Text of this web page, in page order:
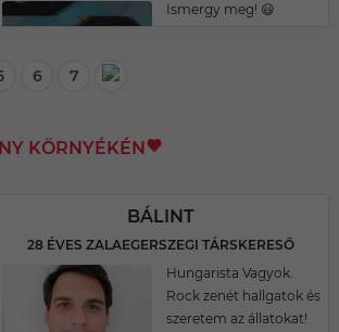
Ismergy meg! 😃
6 7
KÖRNYÉKÉN
BÁLINT
28 ÉVES ZALAEGERSZEGI TÁRSKERESŐ
Hungarista Vagyok.
Rock zenét hallgatok és
szeretem az állatokat!